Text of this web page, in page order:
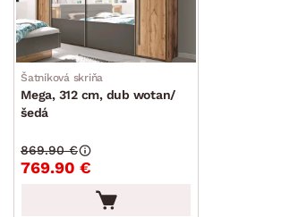
Šatníková skriňa
Mega, 312 cm, dub wotan/
šedá
769.90 €
869.90 €